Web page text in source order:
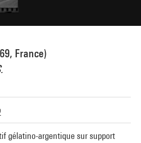
France)
gélatino-argentique sur support